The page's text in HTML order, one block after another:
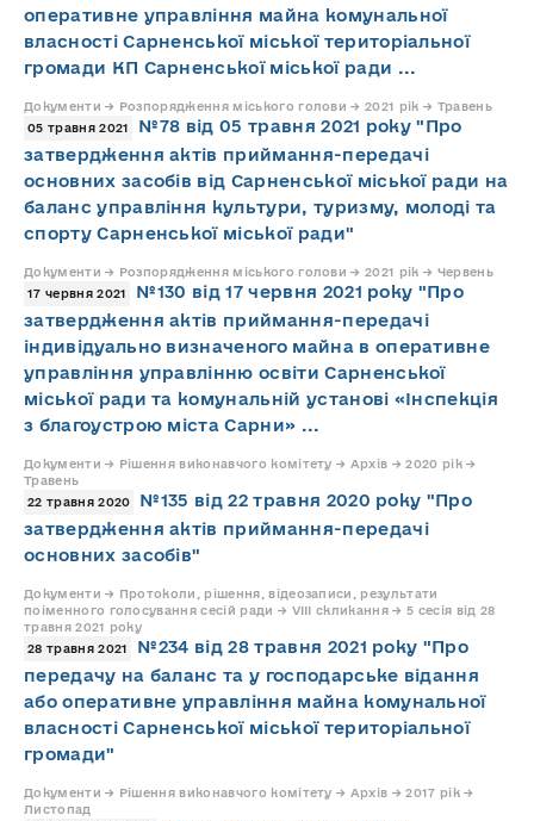
оперативне управління майна комунальної
власності Сарненської міської територіальної
громади КП Сарненської міської ради ...
Документи → Розпорядження міського голови → 2021 рік → Травень
05 травня 2021
№78 від 05 травня 2021 року "Про
затвердження актів приймання-передачі
основних засобів від Сарненської міської ради на
баланс управління культури, туризму, молоді та
спорту Сарненської міської ради"
Документи → Розпорядження міського голови → 2021 рік → Червень
17 червня 2021
№130 від 17 червня 2021 року "Про
затвердження актів приймання-передачі
індивідуально визначеного майна в оперативне
управління управлінню освіти Сарненської
міської ради та комунальній установі «Інспекція
з благоустрою міста Сарни» ...
Документи → Рішення виконавчого комітету → Архів → 2020 рік →
Травень
22 травня 2020
№135 від 22 травня 2020 року "Про
затвердження актів приймання-передачі
основних засобів"
Документи → Протоколи, рішення, відеозаписи, результати
поіменного голосування сесій ради → VIII скликання → 5 сесія від 28
травня 2021 року
28 травня 2021
№234 від 28 травня 2021 року "Про
передачу на баланс та у господарське відання
або оперативне управління майна комунальної
власності Сарненської міської територіальної
громади"
Документи → Рішення виконавчого комітету → Архів → 2017 рік →
Листопад